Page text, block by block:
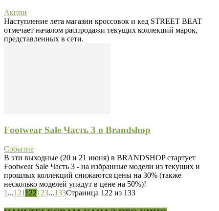
Акции
Наступление лета магазин кроссовок и кед STREET BEAT
отмечает началом распродажи текущих коллекций марок,
представленных в сети.
Footwear Sale Часть 3 в Brandshop
Событие
В эти выходные (20 и 21 июня) в BRANDSHOP стартует
Footwear Sale Часть 3 - на избранные модели из текущих и
прошлых коллекций снижаются цены на 30% (также
несколько моделей упадут в цене на 50%)!
1 ...121122123...133Страница 122 из 133